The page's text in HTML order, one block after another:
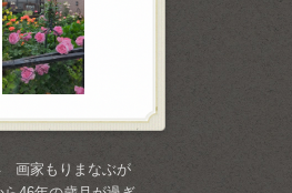
画家もりまなぶが